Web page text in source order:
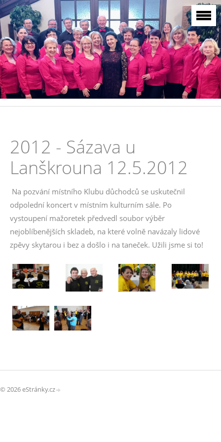
2012 - Sázava u
Lanškrouna 12.5.2012
Na pozvání místního Klubu důchodců se uskutečnil
odpolední koncert v místním kulturním sále. Po
vystoupení mažoretek předvedl soubor výběr
nejoblíbenějších skladeb, na které volně navázaly lidové
zpěvy skytarou i bez a došlo i na taneček. Užili jsme si to!
© 2026 eStránky.cz